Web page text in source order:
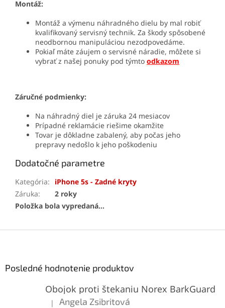
Montáž:
Montáž a výmenu náhradného dielu by mal robiť
kvalifikovaný servisný technik. Za škody spôsobené
neodbornou manipuláciou nezodpovedáme.
Pokiaľ máte záujem o servisné náradie, môžete si
vybrať z našej ponuky pod týmto odkazom
Záručné podmienky:
Na náhradný diel je záruka 24 mesiacov
Prípadné reklamácie riešime okamžite
Tovar je dôkladne zabalený, aby počas jeho
prepravy nedošlo k jeho poškodeniu
Dodatočné parametre
Kategória:
iPhone 5s - Zadné kryty
Záruka:
2 roky
Položka bola vypredaná…
Posledné hodnotenie produktov
Obojok proti štekaniu Norex BarkGuard
Hodnotenie produktu je 5 z 5 hviezdičiek.
| Angela Zsibritová